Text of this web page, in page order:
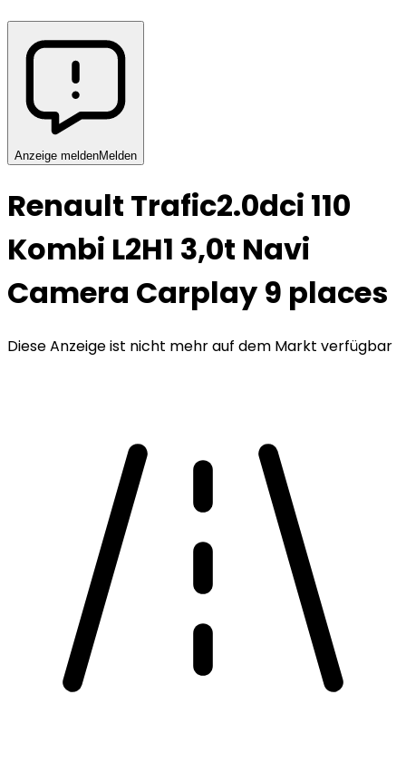
Anzeige meldenMelden
Renault Trafic2.0dci 110
Kombi L2H1 3,0t Navi
Camera Carplay 9 places
Diese Anzeige ist nicht mehr auf dem Markt verfügbar